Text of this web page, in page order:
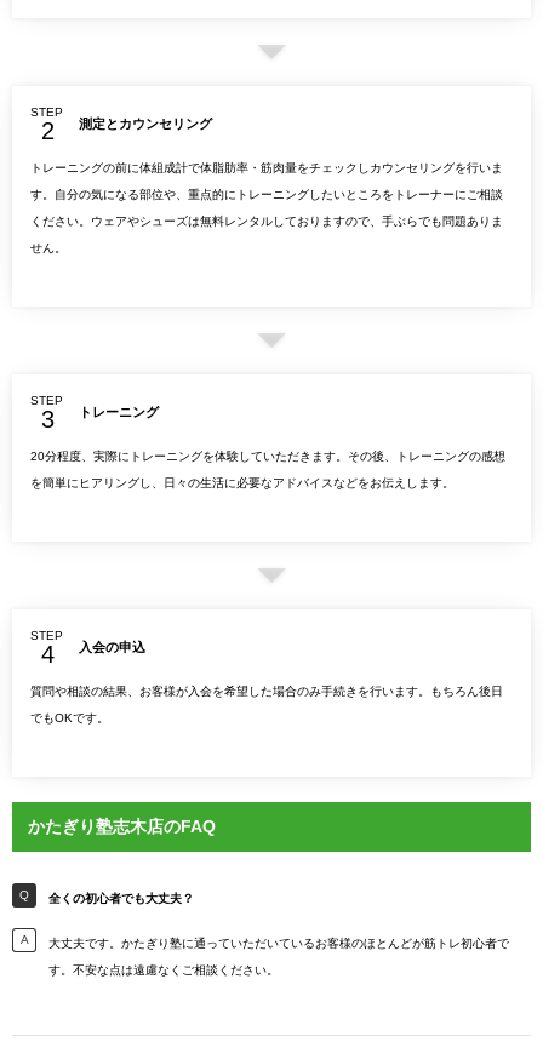
STEP
測定とカウンセリング
トレーニングの前に体組成計で体脂肪率・筋肉量をチェックしカウンセリングを行いま
す。自分の気になる部位や、重点的にトレーニングしたいところをトレーナーにご相談
ください。ウェアやシューズは無料レンタルしておりますので、手ぶらでも問題ありま
せん。
STEP
トレーニング
20分程度、実際にトレーニングを体験していただきます。その後、トレーニングの感想
を簡単にヒアリングし、日々の生活に必要なアドバイスなどをお伝えします。
STEP
入会の申込
質問や相談の結果、お客様が入会を希望した場合のみ手続きを行います。もちろん後日
でもOKです。
かたぎり塾志木店のFAQ
全くの初心者でも大丈夫？
大丈夫です。かたぎり塾に通っていただいているお客様のほとんどが筋トレ初心者で
す。不安な点は遠慮なくご相談ください。